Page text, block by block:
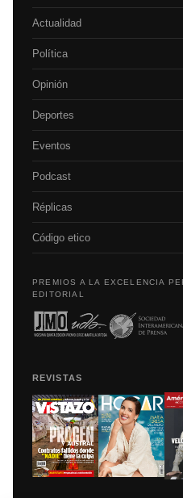
Actualidad
Política
Opinión
Deportes
Eventos
Podcast
Réplicas
Código etico
PREMIOS A LA EXCELENCIA
EDITORIAL
REVISTAS